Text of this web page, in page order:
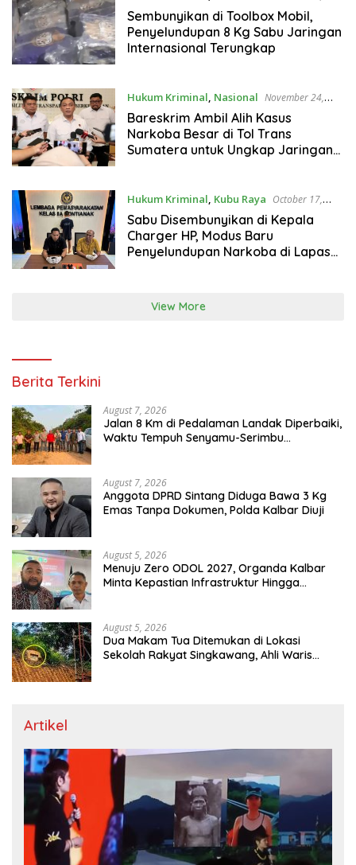
2025
Sembunyikan di Toolbox Mobil,
Penyelundupan 8 Kg Sabu Jaringan
Internasional Terungkap
Hukum Kriminal, Nasional November 24,
2025
Bareskrim Ambil Alih Kasus
Narkoba Besar di Tol Trans
Sumatera untuk Ungkap Jaringan
Hukum Kriminal, Kubu Raya October 17,
2025
Sabu Disembunyikan di Kepala
Charger HP, Modus Baru
Penyelundupan Narkoba di Lapas
View More
Berita Terkini
August 7, 2026
Jalan 8 Km di Pedalaman Landak Diperbaiki,
Waktu Tempuh Senyamu-Serimbu
August 7, 2026
Anggota DPRD Sintang Diduga Bawa 3 Kg
Emas Tanpa Dokumen, Polda Kalbar Diuji
August 5, 2026
Menuju Zero ODOL 2027, Organda Kalbar
Minta Kepastian Infrastruktur Hingga
August 5, 2026
Dua Makam Tua Ditemukan di Lokasi
Sekolah Rakyat Singkawang, Ahli Waris
Artikel